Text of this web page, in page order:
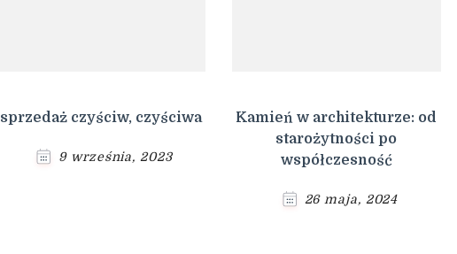
sprzedaż czyściw, czyściwa
9 września, 2023
Kamień w architekturze: od
starożytności po
współczesność
26 maja, 2024